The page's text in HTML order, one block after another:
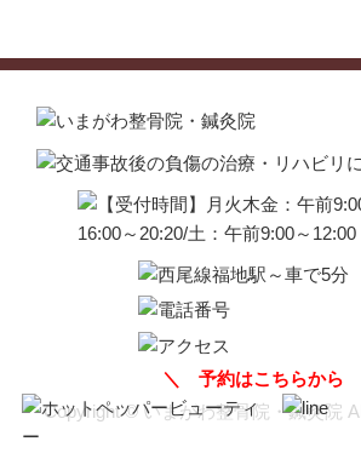
Copyright © いまがわ整骨院・鍼灸院
＼ 予約はこちらから